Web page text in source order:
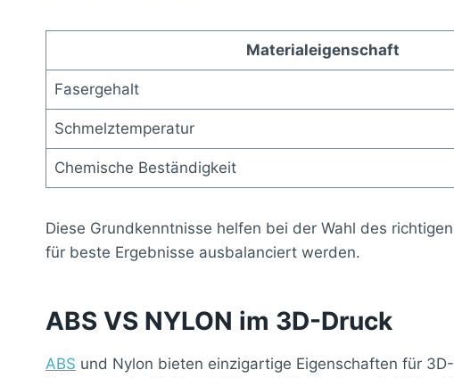
Materialeigenschaft
Fasergehalt
Schmelztemperatur
Chemische Beständigkeit
Diese Grundkenntnisse helfen bei der Wahl des
für beste Ergebnisse ausbalanciert werden.
ABS VS NYLON im 3D-Druck
ABS und Nylon bieten einzigartige Eigenschaften für